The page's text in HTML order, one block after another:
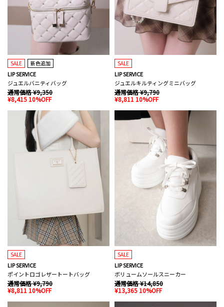
SALE 新色追加
LIP SERVICE
ジュエルバニティバッグ
通常価格 ¥9,350
¥8,415 10%OFF
SALE
LIP SERVICE
ジュエルキルティングミニバッグ
通常価格 ¥9,790
¥8,811 10%OFF
SALE
LIP SERVICE
ポイントロゴレザートートバッグ
通常価格 ¥9,790
¥8,811 10%OFF
SALE
LIP SERVICE
ボリュームソールスニーカー
通常価格 ¥14,850
¥13,365 10%OFF